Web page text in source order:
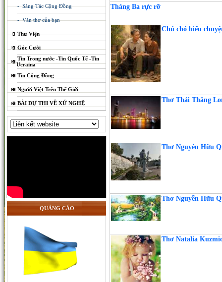
- Sáng Tác Cộng Đồng
- Văn thơ của bạn
Thư Viện
Góc Cười
Tin Trong nước -Tin Quốc Tế -Tin
Ucraina
Tin Cộng Đồng
Người Việt Trên Thế Giới
BÀI DỰ THI VỀ XỨ NGHỆ
QUẢNG CÁO
Tháng Ba rực rỡ
Chú chó hiểu
Thơ Thái Thăng
Thơ Nguyễn Hữu
Thơ Nguyễn Hữu
Thơ Natalia